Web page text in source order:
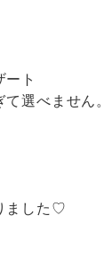
ト
選べません。
ました♡